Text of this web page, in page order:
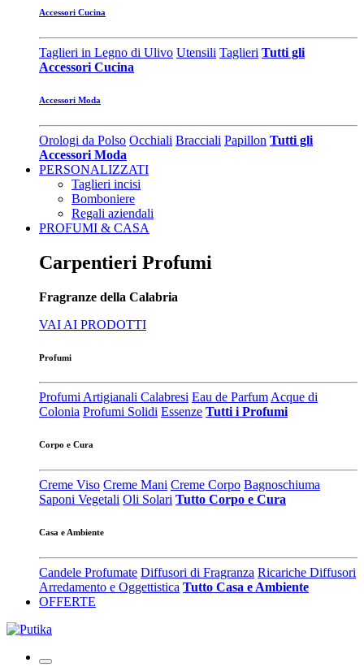
Accessori Cucina
Taglieri in Legno di Ulivo Utensili Taglieri Tutti gli
Accessori Cucina
Accessori Moda
Orologi da Polso Occhiali Bracciali Papillon Tutti gli
Accessori Moda
PERSONALIZZATI
Taglieri incisi
Bomboniere
Regali aziendali
PROFUMI & CASA
Carpentieri Profumi
Fragranze della Calabria
VAI AI PRODOTTI
Profumi
Profumi Artigianali Calabresi Eau de ParfumAcque di
Colonia Profumi Solidi Essenze Tutti i Profumi
Corpo e Cura
Creme Viso Creme Mani Creme Corpo Bagnoschiuma
Saponi Vegetali Oli Solari Tutto Corpo e Cura
Casa e Ambiente
Candele Profumate Diffusori di Fragranza Ricariche Diffusori
Arredamento e Oggettistica Tutto Casa e Ambiente
OFFERTE